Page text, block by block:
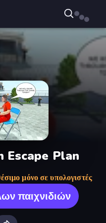
Plan
μόνο σε υπολογιστές
παιχνιδιών